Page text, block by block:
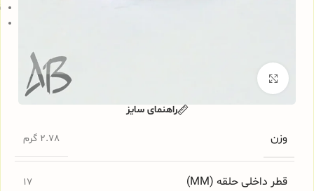
برای بزرگنمایی کلیک کنید
وزن 2.78 گرم
قطر داخلی حلقه (MM) 17
راهنمای سایز